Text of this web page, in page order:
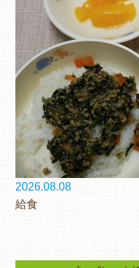
2026.08.08
給食